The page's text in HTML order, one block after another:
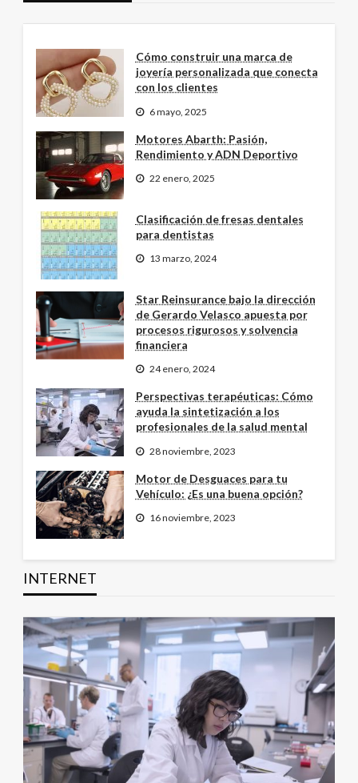
Cómo construir una marca de
joyería personalizada que conecta
con los clientes
6 mayo, 2025
Motores Abarth: Pasión,
Rendimiento y ADN Deportivo
22 enero, 2025
Clasificación de fresas dentales
para dentistas
13 marzo, 2024
Star Reinsurance bajo la dirección
de Gerardo Velasco apuesta por
procesos rigurosos y solvencia
financiera
24 enero, 2024
Perspectivas terapéuticas: Cómo
ayuda la sintetización a los
profesionales de la salud mental
28 noviembre, 2023
Motor de Desguaces para tu
Vehículo: ¿Es una buena opción?
16 noviembre, 2023
INTERNET